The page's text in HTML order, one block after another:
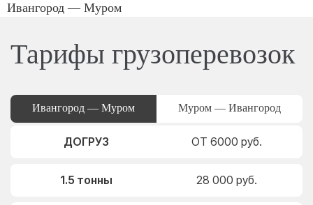
Ивангород — Муром
Тарифы грузоперевозок
Ивангород — Муром Муром — Ивангород
ДОГРУЗ ОТ 6000 руб.
1.5 тонны 28 000 руб.